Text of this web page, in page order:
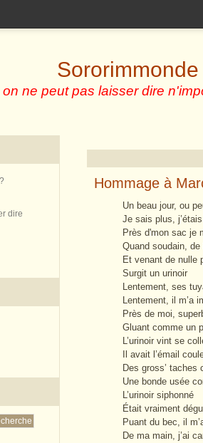
Sororimmonde
on ne peut pas laisser dire
dire
Hommage à
Un beau jour, ou
Je sais plus,
Près d'mon sac je
Quand soudain,
Et venant de nulle
Surgit un urinoir
Lentement, ses
Lentement, il m’a
Près de moi,
Gluant comme un
L’urinoir vint se
Il avait l’émail
Des gross’ taches
Une bonde usée
L’urinoir siphonné
Était vraiment
Puant du bec, il
De ma main, j’ai